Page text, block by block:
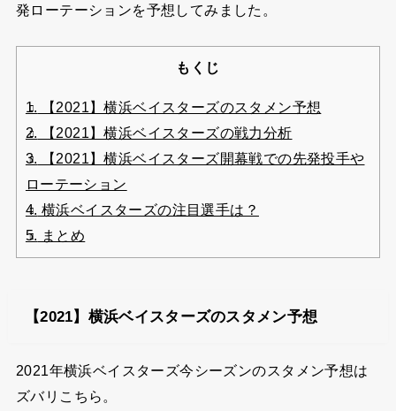
発ローテーションを予想してみました。
もくじ
1.
【2021】横浜ベイスターズのスタメン予想
2.
【2021】横浜ベイスターズの戦力分析
3.
【2021】横浜ベイスターズ開幕戦での先発投手や
ローテーション
4. 横浜ベイスターズの注目選手は？
5. まとめ
【2021】横浜ベイスターズのスタメン予想
2021年横浜ベイスターズ今シーズンのスタメン予想は
ズバリこちら。